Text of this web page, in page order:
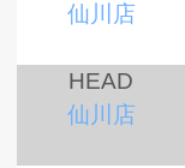
仙川店
HEAD
仙川店